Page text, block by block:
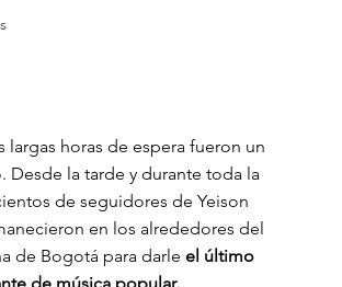
largas horas de espera fueron un
Desde la tarde y durante toda la
de seguidores de Yeison
en los alrededores del
de Bogotá para darle el último
de música popular.